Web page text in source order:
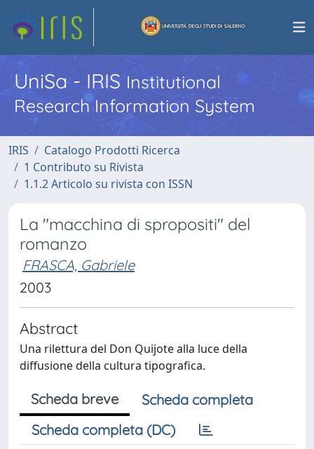
UniSa - IRISInstitutional
Research Information System
IRIS
Catalogo Prodotti Ricerca
1 Contributo su Rivista
1.1.2 Articolo su rivista con ISSN
La "macchina di spropositi" del
romanzo
FRASCA, Gabriele
2003
Abstract
Una rilettura del Don Quijote alla luce della
diffusione della cultura tipografica.
Scheda breve
Scheda completa
Scheda completa (DC)